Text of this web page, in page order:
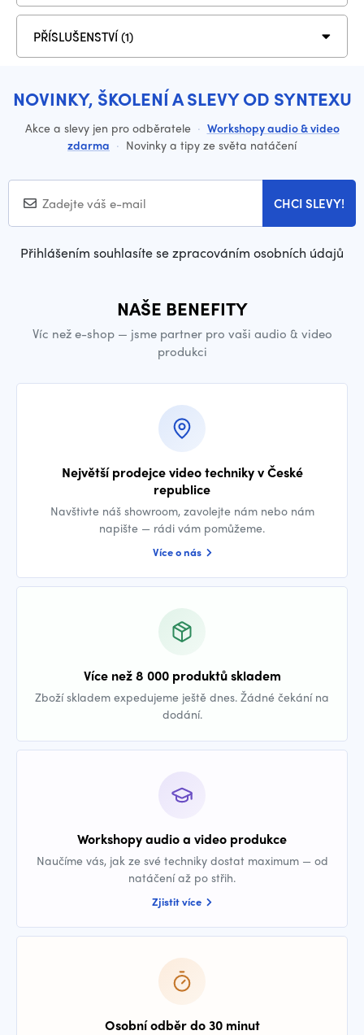
PŘÍSLUŠENSTVÍ (1)
NOVINKY, ŠKOLENÍ A SLEVY OD SYNTEXU
Akce a slevy jen pro odběratele · Workshopy audio & video
zdarma · Novinky a tipy ze světa natáčení
CHCI SLEVY!
Přihlášením souhlasíte se zpracováním osobních údajů
NAŠE BENEFITY
Víc než e-shop — jsme partner pro vaši audio & video
produkci
Největší prodejce video techniky v České
republice
Navštivte náš showroom, zavolejte nám nebo nám
napište — rádi vám pomůžeme.
Více o nás
Více než 8 000 produktů skladem
Zboží skladem expedujeme ještě dnes. Žádné čekání na
dodání.
Workshopy audio a video produkce
Naučíme vás, jak ze své techniky dostat maximum — od
natáčení až po střih.
Zjistit více
Osobní odběr do 30 minut